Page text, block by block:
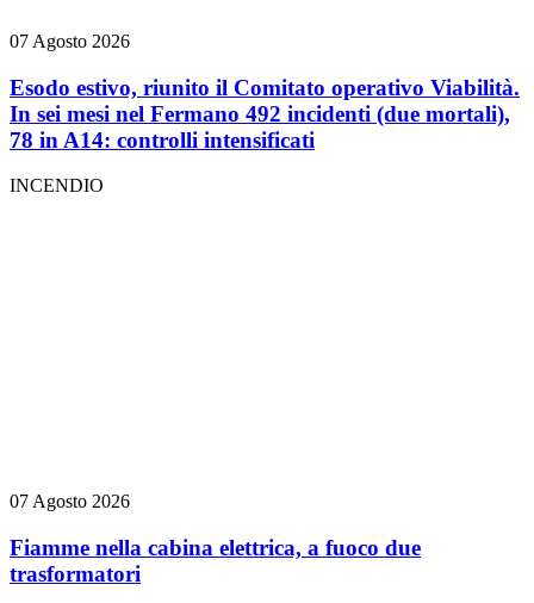
07 Agosto 2026
Esodo estivo, riunito il Comitato operativo Viabilità.
In sei mesi nel Fermano 492 incidenti (due mortali),
78 in A14: controlli intensificati
INCENDIO
07 Agosto 2026
Fiamme nella cabina elettrica, a fuoco due
trasformatori